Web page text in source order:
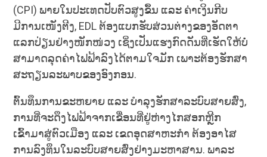
(CPI) ພາຍໃນປະເທດປັບຕົວສູງຂຶ້ນ ແລະ ຄ່າເງິນກີບ
ມີການເໜັງຕີງ, EDL ຕ້ອງແບກຮັບສ່ວນຕ່າງຂອງອັດຕາ
ແລກປ່ຽນຢ່າງໜັກໜ່ວງ ເຊິ່ງເປັນແຮງກົດດັນທີ່ເຮັດໃຫ້ບໍ່
ສາມາດລຸດຄ່າໄຟຟ້າລົງໄດ້ຕາມໃຈມັກ ເພາະຕ້ອງຮັກສາ
ສະຖຽນລະພາບຂອງອົງກອນ.
ຕົ້ນທຶນການຂະຫຍາຍ ແລະ ບຳລຸງຮັກສາລະບົບສາຍສົ່ງ,
ການທີ່ຈະດຶງໄຟຟ້າຈາກເຂື່ອນທີ່ຢູ່ຫ່າງໄກສອກຫຼີກ
ເຂົ້າມາສູ່ຕົວເມືອງ ແລະ ເຂດອຸດສາຫະກຳ ຕ້ອງອາໄສ
ການລົງທຶນໃນລະບົບສາຍສົ່ງຢ່າງມະຫາສານ. ພາລະ